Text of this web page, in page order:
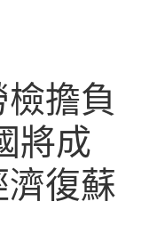
擔負
將成
復蘇